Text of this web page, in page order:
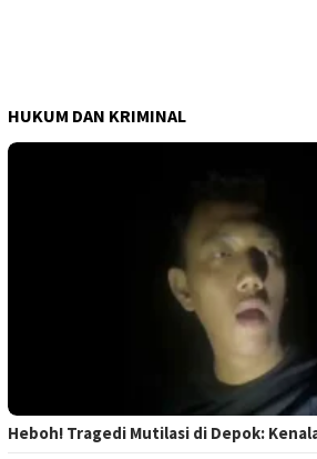
HUKUM DAN KRIMINAL
Heboh! Tragedi Mutilasi di Depok: